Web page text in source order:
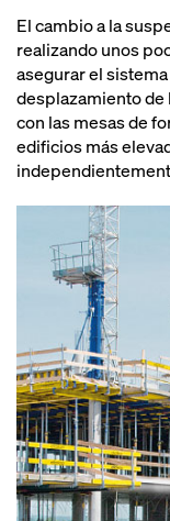
El cambio a la
realizando unos
asegurar el
desplazamiento de
con las mesas de
edificios más